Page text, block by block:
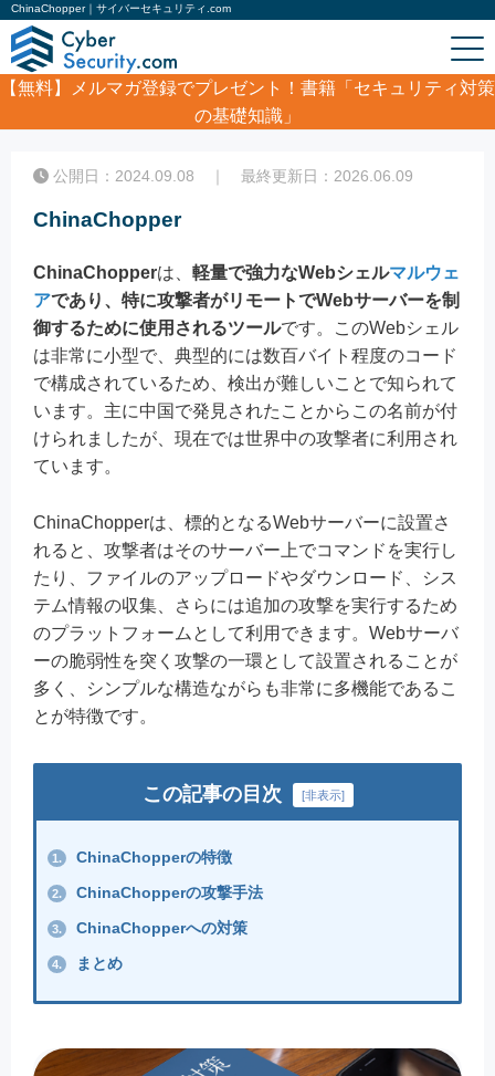
ChinaChopper｜サイバーセキュリティ.com
【無料】
メルマガ登録でプレゼント！書籍「セキュリティ対策
の基礎知識」
ChinaChopper
公開日：2024.09.08 ｜ 最終更新日：2026.06.09
ChinaChopper
ChinaChopperは、 軽量で強力なWebシェルマルウェ
アであり、特に攻撃者がリモートでWebサーバーを制
御するために使用されるツールです。このWebシェル
は非常に小型で、典型的には数百バイト程度のコード
で構成されているため、検出が難しいことで知られて
います。主に中国で発見されたことからこの名前が付
けられましたが、現在では世界中の攻撃者に利用され
ています。
ChinaChopperは、標的となるWebサーバーに設置さ
れると、攻撃者はそのサーバー上でコマンドを実行し
たり、ファイルのアップロードやダウンロード、シス
テム情報の収集、さらには追加の攻撃を実行するため
のプラットフォームとして利用できます。Webサーバ
ーの脆弱性を突く攻撃の一環として設置されることが
多く、シンプルな構造ながらも非常に多機能であるこ
とが特徴です。
この記事の目次 [非表示]
1. ChinaChopperの特徴
2. ChinaChopperの攻撃手法
3. ChinaChopperへの対策
4. まとめ